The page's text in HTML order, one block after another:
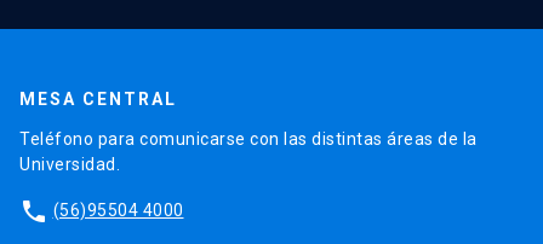
MESA CENTRAL
Teléfono para comunicarse con las distintas áreas de la
Universidad.
phone (56)95504 4000